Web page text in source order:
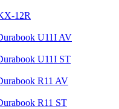
12R
U11I AV
U11I ST
R11 AV
R11 ST